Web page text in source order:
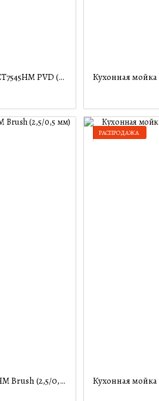
Кухонная мойка Kroner KRP Schwarze - SET7545HM PVD (3.0/0.8 мм)
Кухонная мойка Kroner KRP Derby - 5050HM Brush (2,5/0,5 мм)
РАСПРОДАЖА